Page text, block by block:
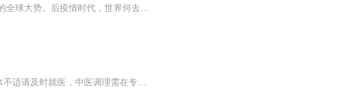
世界经济论坛创始人，《第四次工业革命》作者克劳斯·施瓦布深度解析危机过后的全球大势。后疫情时代，世界何去何从？
后资本主义时代（医学声明：本文内容仅为中医文化探讨，不代表诊疗建议。身体不适请及时就医，中医调理需在专业医师指导下进行。） 当996福报变成电子榨菜，你的肝气正在替资本挡刀 凌晨两点的写字楼里，程序员小王把第七杯冰美式灌进喉咙时，后颈突...